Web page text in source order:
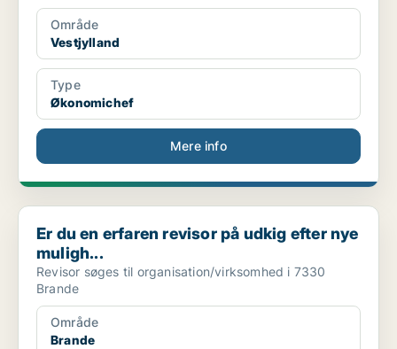
Område
Vestjylland
Type
Økonomichef
Mere info
Er du en erfaren revisor på udkig efter nye muligh...
Er du en erfaren revisor på udkig efter nye
muligh...
Revisor søges til organisation/virksomhed i 7330
Brande
Område
Brande